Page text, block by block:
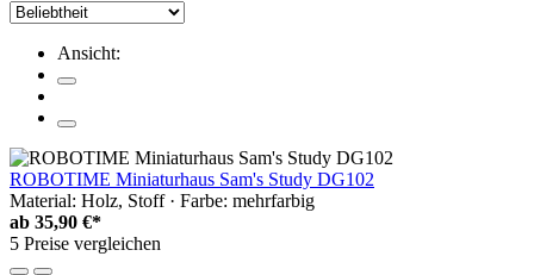
Ansicht:
ROBOTIME Miniaturhaus Sam's Study DG102
Material: Holz, Stoff · Farbe: mehrfarbig
ab 35,90 €*
5 Preise vergleichen